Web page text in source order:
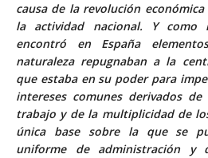
causa de la revolución
la actividad nacional. Y como
encontró en España
naturaleza repugnaban a la
que estaba en su poder para
intereses comunes derivados
trabajo y de la multiplicidad de
única base sobre la que se
uniforme de administración y